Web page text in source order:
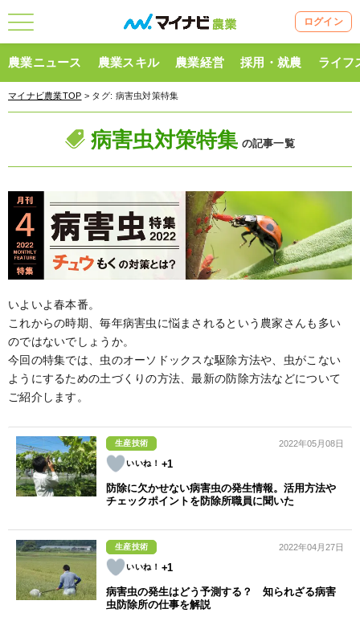
ログイン
農業ニュース 農業スキル 農業経営 採用・就農 ライフ
マイナビ農業TOP > タグ: 病害虫対策特集
病害虫対策特集 の記事一覧
いよいよ春本番。
これからの時期、毎年病害虫に悩まされるという農家さんも多い
のではないでしょうか。
今回の特集では、虫のオーソドックスな駆除方法や、虫がこない
ようにするための土づくりの方法、最新の防除方法などについて
ご紹介します。
生産技術
+1
2022年05月08日
防除に欠かせない病害虫の発生情報。活用方法や
チェックポイントを防除所職員に聞いた
生産技術
+1
2022年04月27日
病害虫の発生はどう予測する？ 知られざる病害
虫防除所の仕事を解説